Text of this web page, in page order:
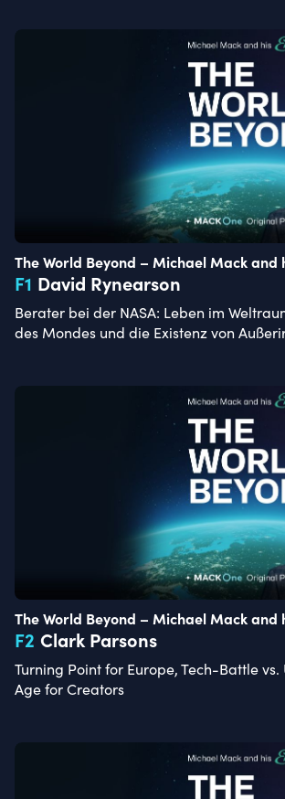
The World Beyond – Michael Mack and
of Tomorrow
F1 David Rynearson
Berater bei der NASA: Leben im
des Mondes und die Existenz von
The World Beyond – Michael Mack and
of Tomorrow
F2 Clark Parsons
Turning Point for Europe, Tech-Battle vs.
Age for Creators